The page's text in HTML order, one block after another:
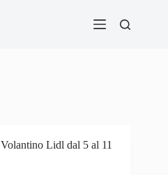
Volantino Lidl dal 5 al 11